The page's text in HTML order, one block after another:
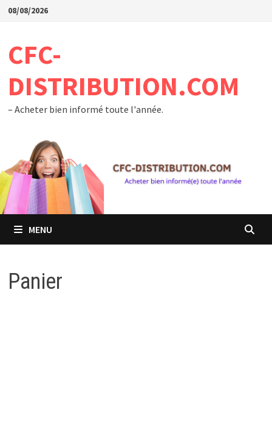
Passer
08/08/2026
CFC-
DISTRIBUTION.COM
– Acheter bien informé toute l'année.
MENU
Panier